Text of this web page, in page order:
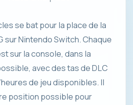
se bat pour la place de la
sur Nintendo Switch. Chaque
sur la console, dans la
avec des tas de DLC
de jeu disponibles. Il
position possible pour